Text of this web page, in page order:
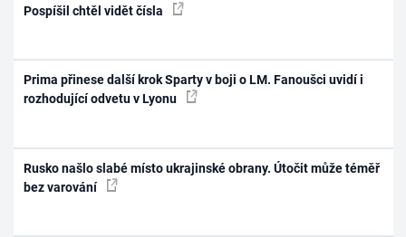
Pospíšil chtěl vidět čísla
Prima přinese další krok Sparty v boji o LM. Fanoušci uvidí i
rozhodující odvetu v Lyonu
Rusko našlo slabé místo ukrajinské obrany. Útočit může téměř
bez varování